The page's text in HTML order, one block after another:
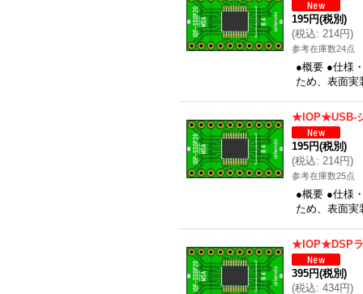
195円(税別)
(税込: 214円)
参考在庫数24点
●概要 ●仕様
ため、表面
★IOP★USB-
195円(税別)
(税込: 214円)
参考在庫数25点
●概要 ●仕様
ため、表面
★IOP★DSPラ
395円(税別)
(税込: 434円)